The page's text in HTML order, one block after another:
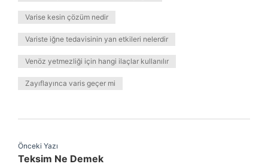
Varise kesin çözüm nedir
Variste iğne tedavisinin yan etkileri nelerdir
Venöz yetmezliği için hangi ilaçlar kullanılır
Zayıflayınca varis geçer mi
Önceki Yazı
Teksim Ne Demek